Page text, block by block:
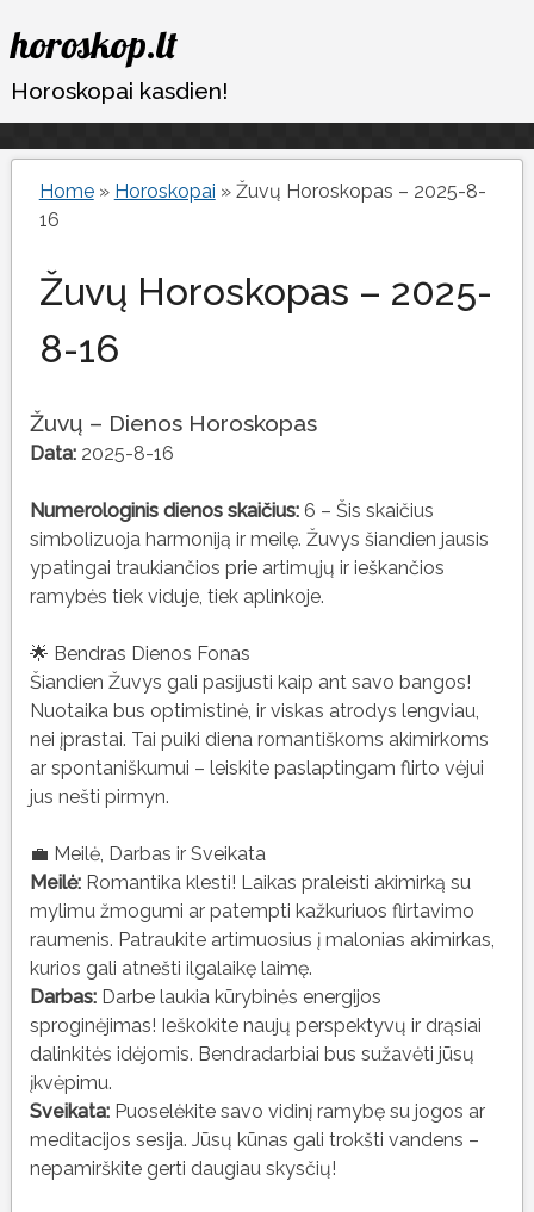
Eiti
prie
turinio
horoskop.lt
Horoskopai kasdien!
Home» Horoskopai » Žuvų Horoskopas – 2025-8-
16
Žuvų Horoskopas – 2025-
8-16
Žuvų – Dienos Horoskopas
Data:2025-8-16
Numerologinis dienos skaičius:6 – Šis skaičius
simbolizuoja harmoniją ir meilę. Žuvys šiandien jausis
ypatingai traukiančios prie artimųjų ir ieškančios
ramybės tiek viduje, tiek aplinkoje.
🌟 Bendras Dienos Fonas
Šiandien Žuvys gali pasijusti kaip ant savo bangos!
Nuotaika bus optimistinė, ir viskas atrodys lengviau,
nei įprastai. Tai puiki diena romantiškoms akimirkoms
ar spontaniškumui – leiskite paslaptingam flirto vėjui
jus nešti pirmyn.
💼 Meilė, Darbas ir Sveikata
Meilė:Romantika klesti! Laikas praleisti akimirką su
mylimu žmogumi ar patempti kažkuriuos flirtavimo
raumenis. Patraukite artimuosius į malonias akimirkas,
kurios gali atnešti ilgalaikę laimę.
Darbas:Darbe laukia kūrybinės energijos
sproginėjimas! Ieškokite naujų perspektyvų ir drąsiai
dalinkitės idėjomis. Bendradarbiai bus sužavėti jūsų
įkvėpimu.
Sveikata:Puoselėkite savo vidinį ramybę su jogos ar
meditacijos sesija. Jūsų kūnas gali trokšti vandens –
nepamirškite gerti daugiau skysčių!